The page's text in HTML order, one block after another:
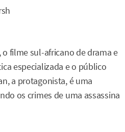
o filme sul-africano de drama e
especializada e o público
a protagonista, é uma
os crimes de uma assassina